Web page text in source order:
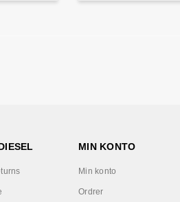
MIN KONTO
Min konto
Ordrer